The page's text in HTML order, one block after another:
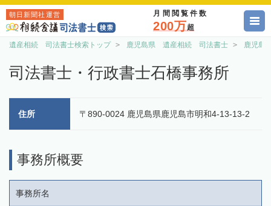
朝日新聞社運営 月間閲覧件数
200万超
遺産相続 司法書士検索トップ 鹿児島県 遺産相続 司法書士 鹿児島
司法書士・行政書士石橋事務所
住所 〒890-0024 鹿児島県鹿児島市明和4-13-13-2
事務所概要
事務所名